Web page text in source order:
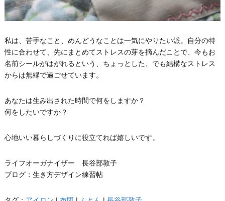
私は、苦手なこと、めんどうなことは一気にやりたい派。自分の特
性に合わせて、先にまとめてストレスの芽を摘んだことで、今もお
名前シールがはがれるという、ちょっとした、でも結構なストレス
からは無縁で過ごせています。
あなたは生み出された時間で何をしますか？
何をしたいですか？
心地いい暮らしづくりに役立てれば嬉しいです。
ライフオーガナイザー 長谷部敦子
ブログ：生き方デザイン練習帖